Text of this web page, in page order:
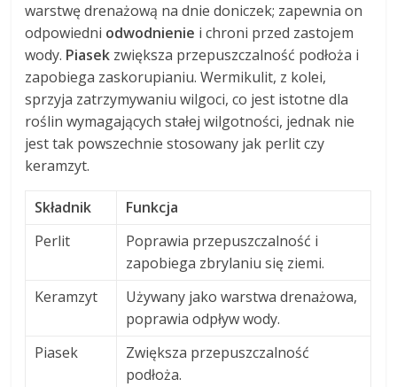
warstwę drenażową na dnie doniczek; zapewnia on
odpowiedni odwodnienie i chroni przed zastojem
wody. Piasek zwiększa przepuszczalność podłoża i
zapobiega zaskorupianiu. Wermikulit, z kolei,
sprzyja zatrzymywaniu wilgoci, co jest istotne dla
roślin wymagających stałej wilgotności, jednak nie
jest tak powszechnie stosowany jak perlit czy
keramzyt.
Składnik
Funkcja
Perlit
Poprawia przepuszczalność i
zapobiega zbrylaniu się ziemi.
Keramzyt
Używany jako warstwa drenażowa,
poprawia odpływ wody.
Piasek
Zwiększa przepuszczalność
podłoża.